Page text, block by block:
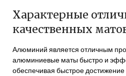
Характерные
качественных
Алюминий является отличным
алюминиевые маты быстро и
обеспечивая быстрое